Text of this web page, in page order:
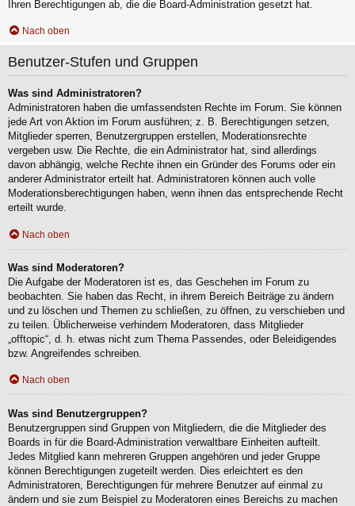
Ihren Berechtigungen ab, die die Board-Administration gesetzt hat.
Nach oben
Benutzer-Stufen und Gruppen
Was sind Administratoren?
Administratoren haben die umfassendsten Rechte im Forum. Sie können
jede Art von Aktion im Forum ausführen; z. B. Berechtigungen setzen,
Mitglieder sperren, Benutzergruppen erstellen, Moderationsrechte
vergeben usw. Die Rechte, die ein Administrator hat, sind allerdings
davon abhängig, welche Rechte ihnen ein Gründer des Forums oder ein
anderer Administrator erteilt hat. Administratoren können auch volle
Moderationsberechtigungen haben, wenn ihnen das entsprechende Recht
erteilt wurde.
Nach oben
Was sind Moderatoren?
Die Aufgabe der Moderatoren ist es, das Geschehen im Forum zu
beobachten. Sie haben das Recht, in ihrem Bereich Beiträge zu ändern
und zu löschen und Themen zu schließen, zu öffnen, zu verschieben und
zu teilen. Üblicherweise verhindern Moderatoren, dass Mitglieder
„offtopic“, d. h. etwas nicht zum Thema Passendes, oder Beleidigendes
bzw. Angreifendes schreiben.
Nach oben
Was sind Benutzergruppen?
Benutzergruppen sind Gruppen von Mitgliedern, die die Mitglieder des
Boards in für die Board-Administration verwaltbare Einheiten aufteilt.
Jedes Mitglied kann mehreren Gruppen angehören und jeder Gruppe
können Berechtigungen zugeteilt werden. Dies erleichtert es den
Administratoren, Berechtigungen für mehrere Benutzer auf einmal zu
ändern und sie zum Beispiel zu Moderatoren eines Bereichs zu machen